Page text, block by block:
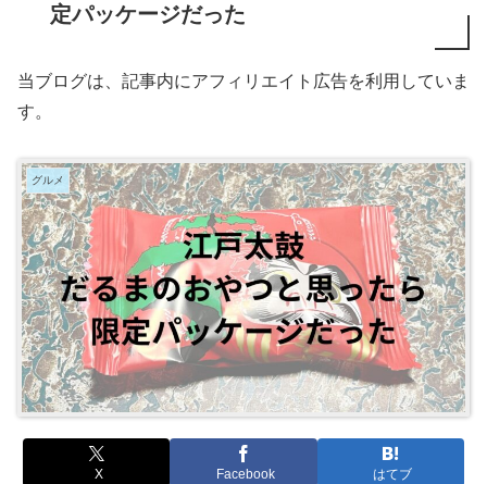
定パッケージだった
当ブログは、記事内にアフィリエイト広告を利用していま
す。
グルメ
X Facebook はてブ